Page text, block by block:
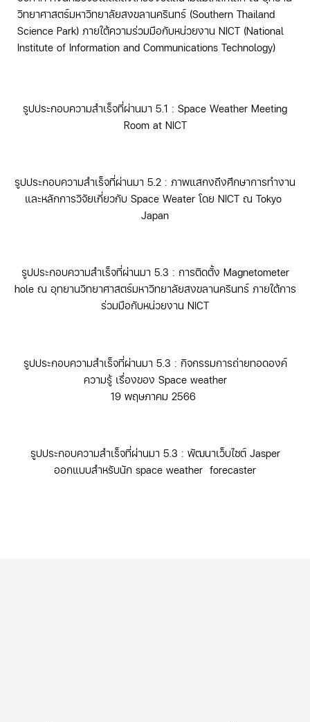
วิทยาศาสตร์มหาวิทยาลัยสงขลานครินทร์ (Southern Thailand
Science Park) ภายใต้ความร่วมมือกับหน่วยงาน NICT (National
Institute of Information and Communications Technology)
รูปประกอบความสำเร็จที่ผ่านมา 5.1 : Space Weather Meeting
Room at NICT
รูปประกอบความสำเร็จที่ผ่านมา 5.2 : ภาพแสกงถึงศึกษาการทำงาน
และหลักการวิจัยเกี่ยวกับ Space Weater โดย NICT ณ Tokyo
Japan
รูปประกอบความสำเร็จที่ผ่านมา 5.3 : การติดตั้ง Magnetometer
hole ณ อุทยานวิทยาศาสตร์มหาวิทยาลัยสงขลานครินทร์ ภายใต้การ
ร่วมมือกับหน่วยงาน NICT
รูปประกอบความสำเร็จที่ผ่านมา 5.3 : กิจกรรมการถ่ายทอดองค์
ความรู้ เรื่องของ Space weather
19 พฤษภาคม 2566
รูปประกอบความสำเร็จที่ผ่านมา 5.3 : พัฒนาเว็บไซต์ Jasper
ออกแบบสำหรับนัก space weather forecaster